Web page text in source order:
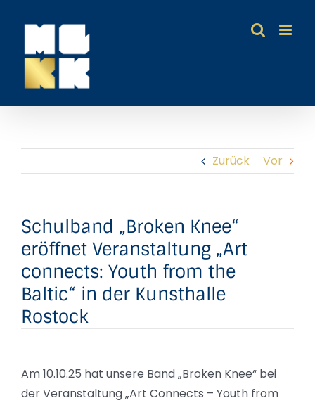
Inhalt
springen
Zurück Vor
Schulband „Broken Knee“
eröffnet Veranstaltung „Art
connects: Youth from the
Baltic“ in der Kunsthalle
Rostock
Am 10.10.25 hat unsere Band „Broken Knee“ bei
der Veranstaltung „Art Connects – Youth from